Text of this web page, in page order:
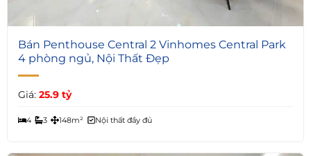
8
Bán Penthouse Central 2 Vinhomes Central Park
4 phòng ngủ, Nội Thất Đẹp
Giá: 25.9 tỷ
4 3 148m² Nội thất đầy đủ